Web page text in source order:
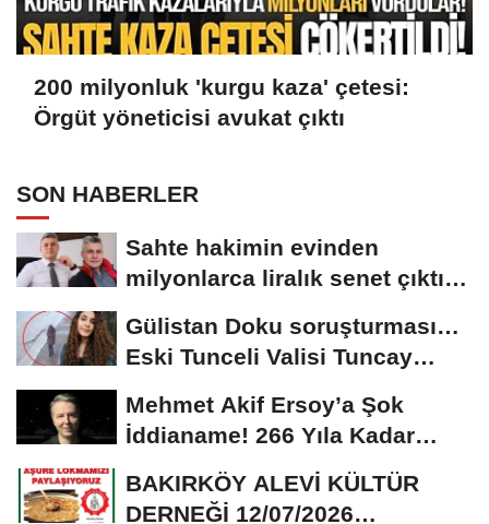
200 milyonluk 'kurgu kaza' çetesi:
Örgüt yöneticisi avukat çıktı
SON HABERLER
Sahte hakimin evinden
milyonlarca liralık senet çıktı:
Gülistan Doku soruşturması…
Eski Tunceli Valisi Tuncay
Mehmet Akif Ersoy’a Şok
İddianame! 266 Yıla Kadar
Hapis Talebi
BAKIRKÖY ALEVİ KÜLTÜR
DERNEĞİ 12/07/2026